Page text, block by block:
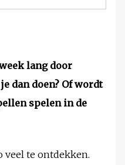
lang door
dan doen? Of wordt
spelen in de
veel te ontdekken.